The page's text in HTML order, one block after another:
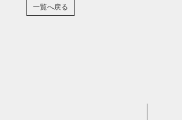
一覧へ戻る